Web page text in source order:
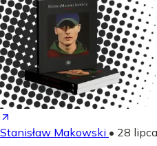
Stanisław Makowski • 28